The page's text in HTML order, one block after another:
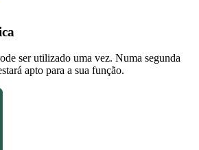
ser utilizado uma vez. Numa segunda
apto para a sua função.